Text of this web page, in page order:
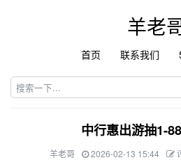
羊老
首页 联系我们
中行惠出游抽1-
羊老哥 2026-02-13 15:44